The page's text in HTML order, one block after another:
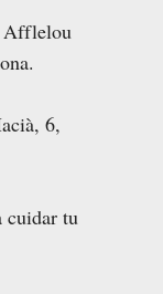
Afflelou
6,
cuidar tu